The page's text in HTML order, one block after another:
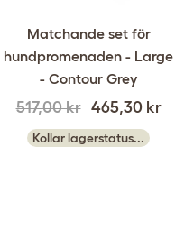
Matchande set för
hundpromenaden - Large
- Contour Grey
517,00 kr 465,30 kr
Kollar lagerstatus...